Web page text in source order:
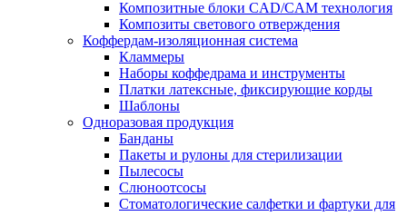
Композитные блоки CAD/СAM технология
Композиты светового отверждения
Коффердам-изоляционная система
Кламмеры
Наборы коффедрама и инструменты
Платки латексные, фиксирующие корды
Шаблоны
Одноразовая продукция
Банданы
Пакеты и рулоны для стерилизации
Пылесосы
Слюноотсосы
Стоматологические салфетки и фартуки для